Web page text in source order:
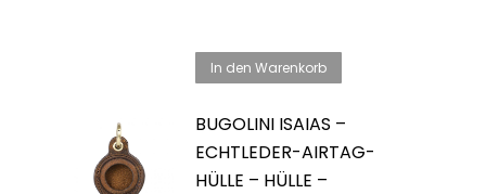
In den Warenkorb
BUGOLINI ISAIAS –
ECHTLEDER-AIRTAG-
HÜLLE – HÜLLE –